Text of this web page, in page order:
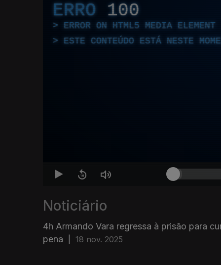
ERRO 100
ERROR ON HTML5 MEDIA ELEMENT
ESTE CONTEÚDO ESTÁ NESTE
Noticiário
4h Armando Vara regressa à prisão para
pena
18 nov. 2025